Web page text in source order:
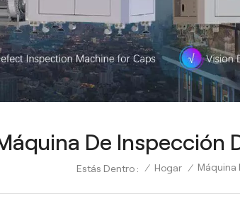
De Inspección
Estás Dentro : / Hogar / Máquina